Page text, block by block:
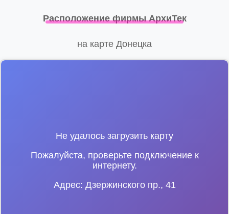
Расположение фирмы АрхиТек
на карте Донецка
Не удалось загрузить карту
Пожалуйста, проверьте подключение к
интернету.
Адрес: Дзержинского пр., 41